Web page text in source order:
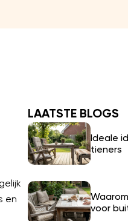
en
LAATSTE BLOGS
Ideale
tieners
voor